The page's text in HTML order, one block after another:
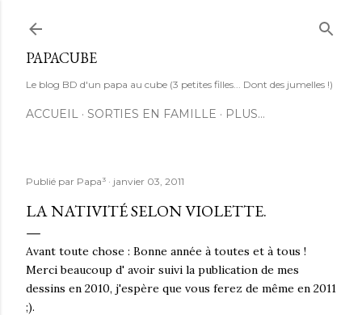
PAPACUBE
Le blog BD d'un papa au cube (3 petites filles... Dont des jumelles !)
ACCUEIL SORTIES EN FAMILLE PLUS…
Publié par Papa³ janvier 03, 2011
LA NATIVITÉ SELON VIOLETTE.
Avant toute chose : Bonne année à toutes et à tous !
Merci beaucoup d' avoir suivi la publication de mes
dessins en 2010, j'espère que vous ferez de même en 2011
;).